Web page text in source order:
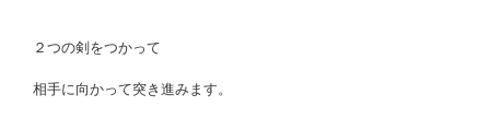
２つの剣をつかって
相手に向かって突き進みます。